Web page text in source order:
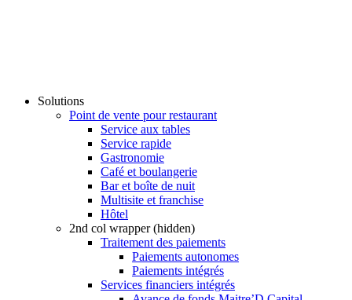
Solutions
Point de vente pour restaurant
Service aux tables
Service rapide
Gastronomie
Café et boulangerie
Bar et boîte de nuit
Multisite et franchise
Hôtel
2nd col wrapper (hidden)
Traitement des paiements
Paiements autonomes
Paiements intégrés
Services financiers intégrés